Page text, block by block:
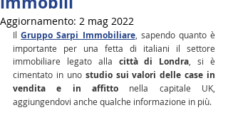
Aggiornamento: 2 mag 2022
Il Gruppo Sarpi Immobiliare, sapendo quanto è
importante per una fetta di italiani il settore
immobiliare legato alla città di Londra , si è
cimentato in uno studio sui valori delle case in
vendita e in affitto nella capitale UK,
aggiungendovi anche qualche informazione in più.